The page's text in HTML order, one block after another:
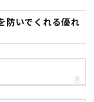
防いでくれる優れ